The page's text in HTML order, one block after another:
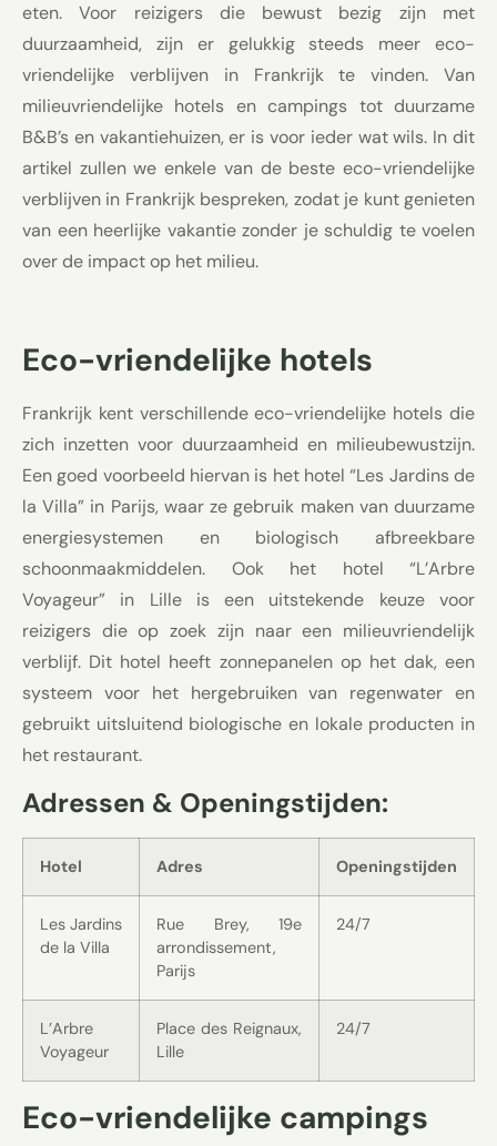
eten. Voor reizigers die bewust bezig zijn met
duurzaamheid, zijn er gelukkig steeds meer eco-
vriendelijke verblijven in Frankrijk te vinden. Van
milieuvriendelijke hotels en campings tot duurzame
B&B’s en vakantiehuizen, er is voor ieder wat wils. In dit
artikel zullen we enkele van de beste eco-vriendelijke
verblijven in Frankrijk bespreken, zodat je kunt genieten
van een heerlijke vakantie zonder je schuldig te voelen
over de impact op het milieu.
Eco-vriendelijke hotels
Frankrijk kent verschillende eco-vriendelijke hotels die
zich inzetten voor duurzaamheid en milieubewustzijn.
Een goed voorbeeld hiervan is het hotel “Les Jardins de
la Villa” in Parijs, waar ze gebruik maken van duurzame
energiesystemen en biologisch afbreekbare
schoonmaakmiddelen. Ook het hotel “L’Arbre
Voyageur” in Lille is een uitstekende keuze voor
reizigers die op zoek zijn naar een milieuvriendelijk
verblijf. Dit hotel heeft zonnepanelen op het dak, een
systeem voor het hergebruiken van regenwater en
gebruikt uitsluitend biologische en lokale producten in
het restaurant.
Adressen & Openingstijden:
Hotel Adres Openingstijden
Les Jardins
de la Villa
Rue Brey, 19e
arrondissement,
Parijs
24/7
L’Arbre
Voyageur
Place des Reignaux,
Lille
24/7
Eco-vriendelijke campings